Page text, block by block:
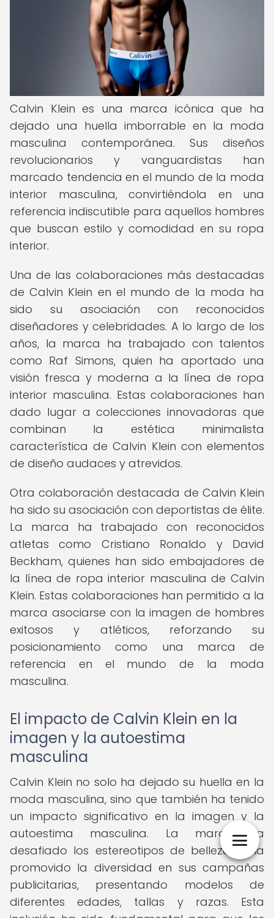
Calvin Klein es una marca icónica que ha
dejado una huella imborrable en la moda
masculina contemporánea. Sus diseños
revolucionarios y vanguardistas han
marcado tendencia en el mundo de la moda
interior masculina, convirtiéndola en una
referencia indiscutible para aquellos hombres
que buscan estilo y comodidad en su ropa
interior.
Una de las colaboraciones más destacadas
de Calvin Klein en el mundo de la moda ha
sido su asociación con reconocidos
diseñadores y celebridades. A lo largo de los
años, la marca ha trabajado con talentos
como Raf Simons, quien ha aportado una
visión fresca y moderna a la línea de ropa
interior masculina. Estas colaboraciones han
dado lugar a colecciones innovadoras que
combinan la estética minimalista
característica de Calvin Klein con elementos
de diseño audaces y atrevidos.
Otra colaboración destacada de Calvin Klein
ha sido su asociación con deportistas de élite.
La marca ha trabajado con reconocidos
atletas como Cristiano Ronaldo y David
Beckham, quienes han sido embajadores de
la línea de ropa interior masculina de Calvin
Klein. Estas colaboraciones han permitido a la
marca asociarse con la imagen de hombres
exitosos y atléticos, reforzando su
posicionamiento como una marca de
referencia en el mundo de la moda
masculina.
El impacto de Calvin Klein en la
imagen y la autoestima
masculina
Calvin Klein no solo ha dejado su huella en la
moda masculina, sino que también ha tenido
un impacto significativo en la imagen y la
autoestima masculina. La marca ha
desafiado los estereotipos de belleza y ha
promovido la diversidad en sus campañas
publicitarias, presentando modelos de
diferentes edades, tallas y razas. Esta